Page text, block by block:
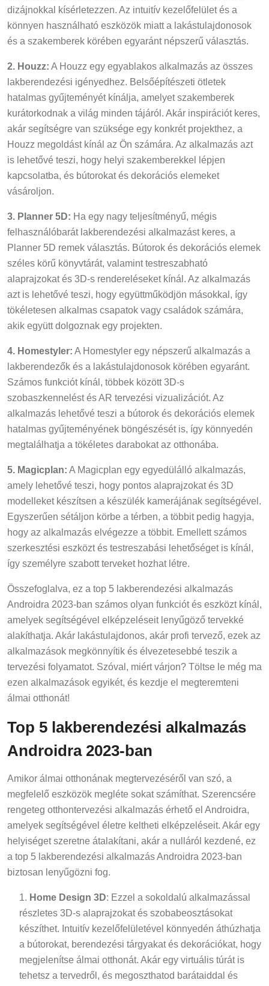
dizájnokkal kísérletezzen. Az intuitív kezelőfelület és a
könnyen használható eszközök miatt a lakástulajdonosok
és a szakemberek körében egyaránt népszerű választás.
2. Houzz: A Houzz egy egyablakos alkalmazás az összes
lakberendezési igényedhez. Belsőépítészeti ötletek
hatalmas gyűjteményét kínálja, amelyet szakemberek
kurátorkodnak a világ minden tájáról. Akár inspirációt keres,
akár segítségre van szüksége egy konkrét projekthez, a
Houzz megoldást kínál az Ön számára. Az alkalmazás azt
is lehetővé teszi, hogy helyi szakemberekkel lépjen
kapcsolatba, és bútorokat és dekorációs elemeket
vásároljon.
3. Planner 5D: Ha egy nagy teljesítményű, mégis
felhasználóbarát lakberendezési alkalmazást keres, a
Planner 5D remek választás. Bútorok és dekorációs elemek
széles körű könyvtárát, valamint testreszabható
alaprajzokat és 3D-s rendereléseket kínál. Az alkalmazás
azt is lehetővé teszi, hogy együttműködjön másokkal, így
tökéletesen alkalmas csapatok vagy családok számára,
akik együtt dolgoznak egy projekten.
4. Homestyler: A Homestyler egy népszerű alkalmazás a
lakberendezők és a lakástulajdonosok körében egyaránt.
Számos funkciót kínál, többek között 3D-s
szobaszkennelést és AR tervezési vizualizációt. Az
alkalmazás lehetővé teszi a bútorok és dekorációs elemek
hatalmas gyűjteményének böngészését is, így könnyedén
megtalálhatja a tökéletes darabokat az otthonába.
5. Magicplan: A Magicplan egy egyedülálló alkalmazás,
amely lehetővé teszi, hogy pontos alaprajzokat és 3D
modelleket készítsen a készülék kamerájának segítségével.
Egyszerűen sétáljon körbe a térben, a többit pedig hagyja,
hogy az alkalmazás elvégezze a többit. Emellett számos
szerkesztési eszközt és testreszabási lehetőséget is kínál,
így személyre szabott terveket hozhat létre.
Összefoglalva, ez a top 5 lakberendezési alkalmazás
Androidra 2023-ban számos olyan funkciót és eszközt kínál,
amelyek segítségével elképzeléseit lenyűgöző tervekké
alakíthatja. Akár lakástulajdonos, akár profi tervező, ezek az
alkalmazások megkönnyítik és élvezetesebbé teszik a
tervezési folyamatot. Szóval, miért várjon? Töltse le még ma
ezen alkalmazások egyikét, és kezdje el megteremteni
álmai otthonát!
Top 5 lakberendezési alkalmazás
Androidra 2023-ban
Amikor álmai otthonának megtervezéséről van szó, a
megfelelő eszközök megléte sokat számíthat. Szerencsére
rengeteg otthontervezési alkalmazás érhető el Androidra,
amelyek segítségével életre keltheti elképzeléseit. Akár egy
helyiséget szeretne átalakítani, akár a nulláról kezdené, ez
a top 5 lakberendezési alkalmazás Androidra 2023-ban
biztosan lenyűgözni fog.
Home Design 3D: Ezzel a sokoldalú alkalmazással
részletes 3D-s alaprajzokat és szobabeosztásokat
készíthet. Intuitív kezelőfelületével könnyedén áthúzhatja
a bútorokat, berendezési tárgyakat és dekorációkat, hogy
megjelenítse álmai otthonát. Akár egy virtuális túrát is
tehetsz a tervedről, és megoszthatod barátaiddal és